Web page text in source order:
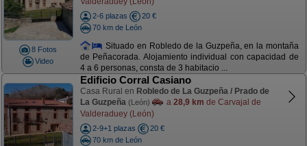
8 Fotos
Video
2-6 plazas
20 €
70 km de León
Situado en Robledo de la Guzpeña, en la montaña
de Peñacorada. Alojamiento individual con capacidad de
4 a 6 personas, consta de 3 habitacio ...
Edificio Corral Casiano
Casa Rural en Robledo de La Guzpeña / Prado de
La Guzpeña (León) a 28,9 km de Carvajal de
Valderaduey (León)
2-9+1 plazas
20 €
70 km de León